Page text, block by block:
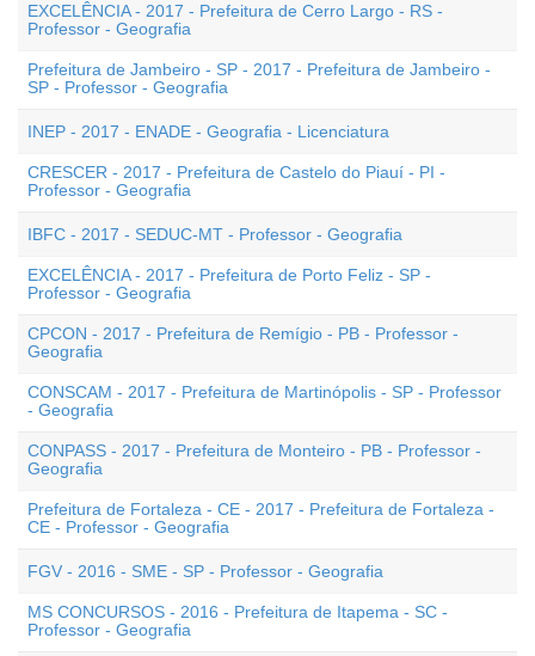
EXCELÊNCIA - 2017 - Prefeitura de Cerro Largo - RS -
Professor - Geografia
Prefeitura de Jambeiro - SP - 2017 - Prefeitura de Jambeiro -
SP - Professor - Geografia
INEP - 2017 - ENADE - Geografia - Licenciatura
CRESCER - 2017 - Prefeitura de Castelo do Piauí - PI -
Professor - Geografia
IBFC - 2017 - SEDUC-MT - Professor - Geografia
EXCELÊNCIA - 2017 - Prefeitura de Porto Feliz - SP -
Professor - Geografia
CPCON - 2017 - Prefeitura de Remígio - PB - Professor -
Geografia
CONSCAM - 2017 - Prefeitura de Martinópolis - SP - Professor
- Geografia
CONPASS - 2017 - Prefeitura de Monteiro - PB - Professor -
Geografia
Prefeitura de Fortaleza - CE - 2017 - Prefeitura de Fortaleza -
CE - Professor - Geografia
FGV - 2016 - SME - SP - Professor - Geografia
MS CONCURSOS - 2016 - Prefeitura de Itapema - SC -
Professor - Geografia